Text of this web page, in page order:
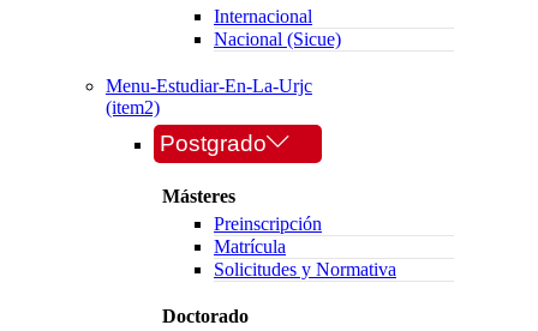
Internacional
Nacional (Sicue)
Menu-Estudiar-En-La-Urjc
(item2)
Postgrado
Másteres
Preinscripción
Matrícula
Solicitudes y Normativa
Doctorado